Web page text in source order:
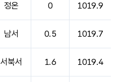
정온 0 1019.9
남서 0.5 1019.7
서북서 1.6 1019.4